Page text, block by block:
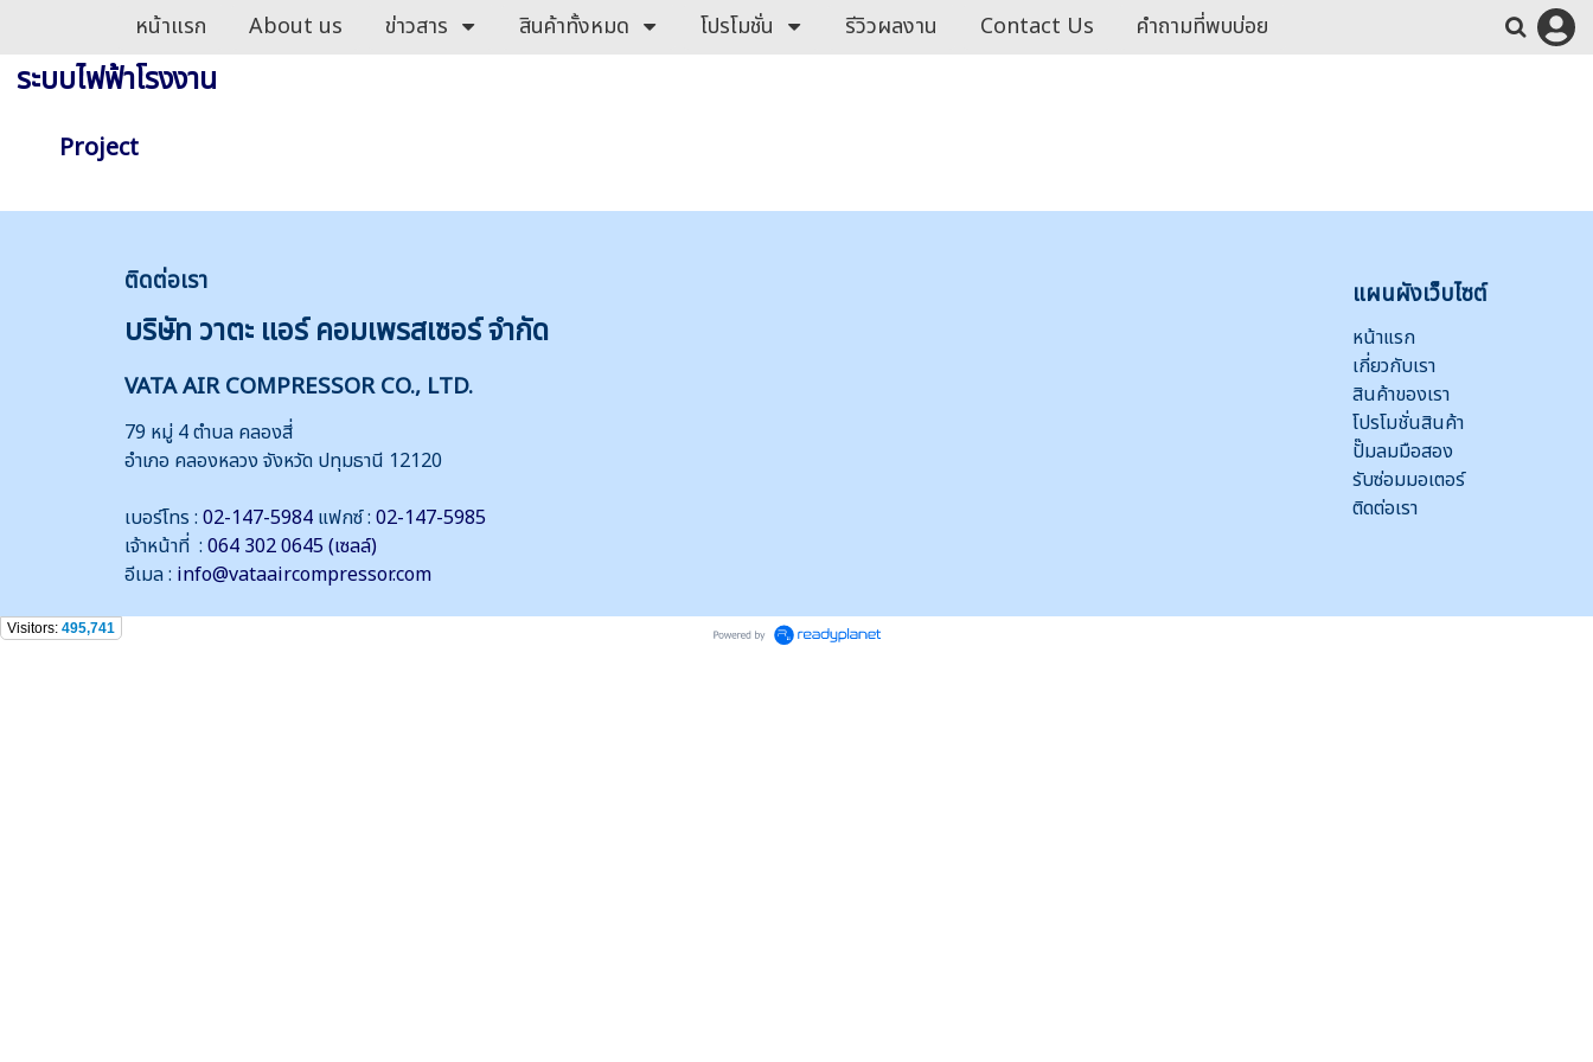
หน้าแรก About us ข่าวสาร สินค้าทั้งหมด โปรโมชั่น รีวิวผลงาน Contact Us คำถามที่พบบ่อย
ระบบไฟฟ้าโรงงาน
Project
ติดต่อเรา
บริษัท วาตะ แอร์ คอมเพรสเซอร์ จำกัด
VATA AIR COMPRESSOR CO., LTD.
79 หมู่ 4 ตำบล คลองสี่
อำเภอ คลองหลวง จังหวัด ปทุมธานี 12120
เบอร์โทร : 02-147-5984 แฟกซ์ : 02-147-5985
เจ้าหน้าที่ : 064 302 0645 (เซลล์)
อีเมล : info@vataaircompressor.com
แผนผังเว็บไซต์
หน้าแรก
เกี่ยวกับเรา
สินค้าของเรา
โปรโมชั่นสินค้า
ปั๊มลมมือสอง
รับซ่อมมอเตอร์
ติดต่อเรา
Visitors: 495,741